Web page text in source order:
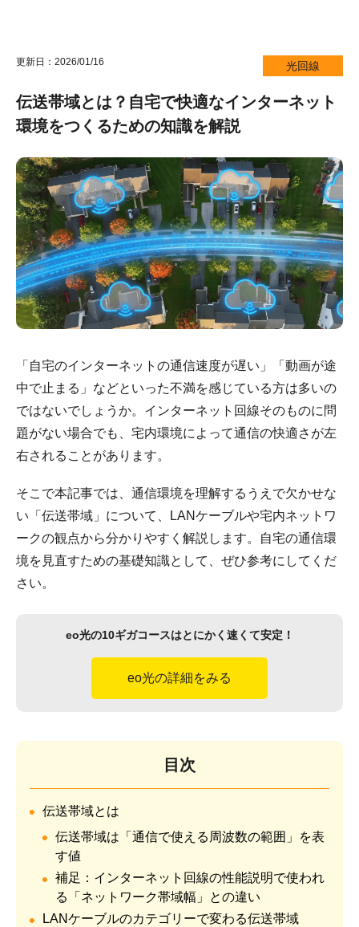
更新日：2026/01/16 光回線
伝送帯域とは？自宅で快適なインターネット
環境をつくるための知識を解説
「自宅のインターネットの通信速度が遅い」「動画が途
中で止まる」などといった不満を感じている方は多いの
ではないでしょうか。インターネット回線そのものに問
題がない場合でも、宅内環境によって通信の快適さが左
右されることがあります。
そこで本記事では、通信環境を理解するうえで欠かせな
い「伝送帯域」について、LANケーブルや宅内ネットワ
ークの観点から分かりやすく解説します。自宅の通信環
境を見直すための基礎知識として、ぜひ参考にしてくだ
さい。
eo光の10ギガコースはとにかく速くて安定！
eo光の詳細をみる
目次
伝送帯域とは
伝送帯域は「通信で使える周波数の範囲」を表
す値
補足：インターネット回線の性能説明で使われ
る「ネットワーク帯域幅」との違い
LANケーブルのカテゴリーで変わる伝送帯域